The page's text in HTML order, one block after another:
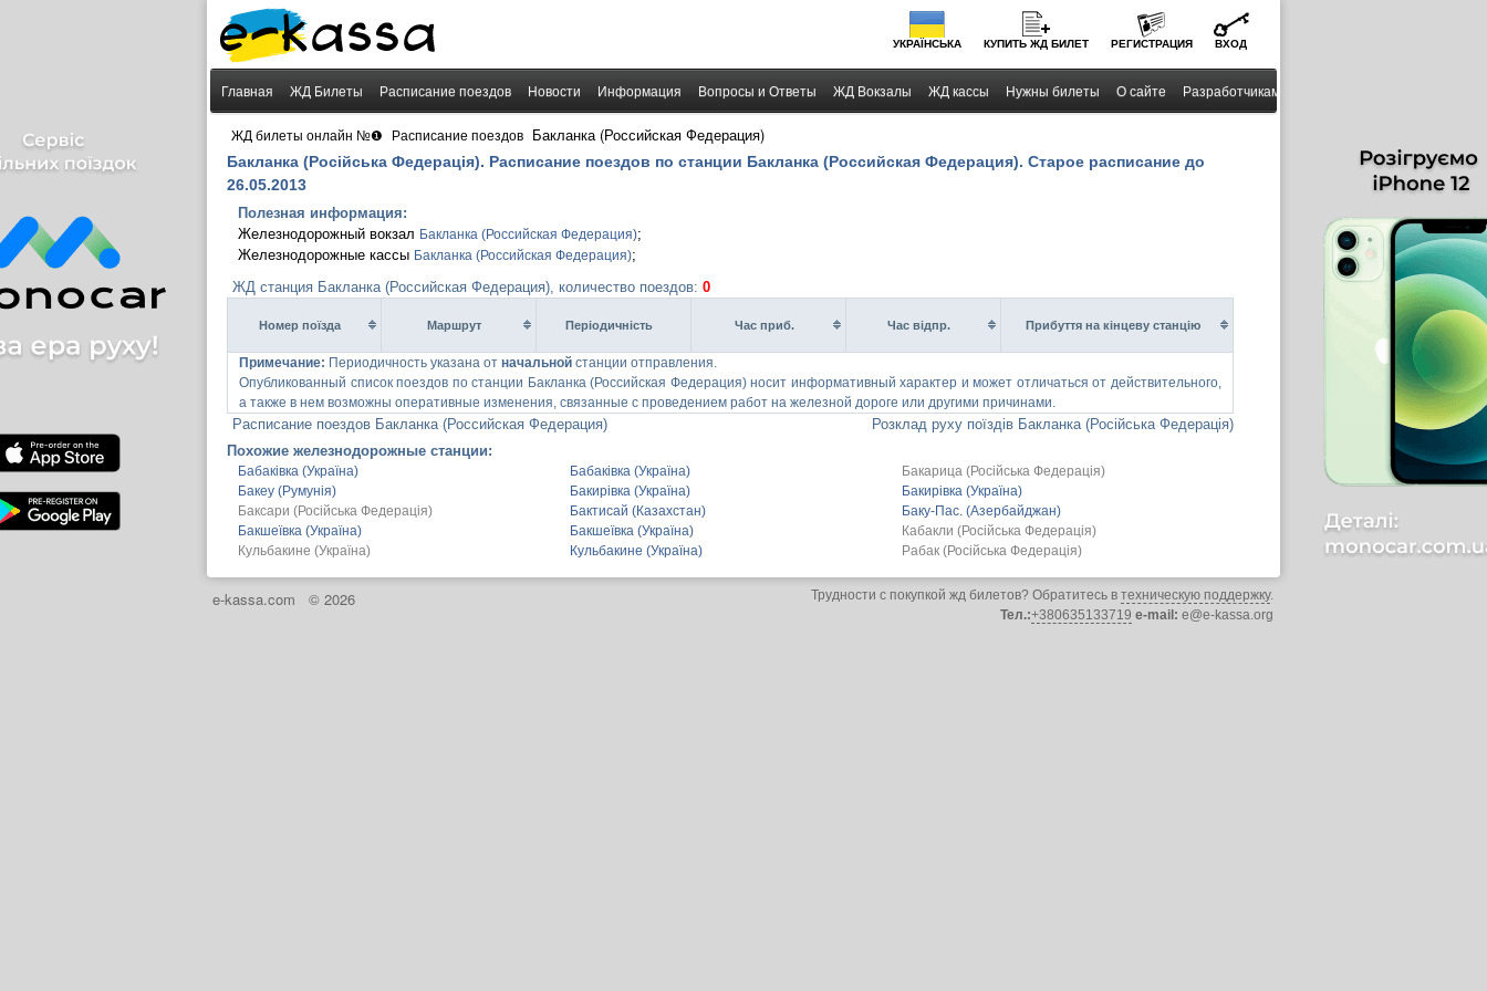
УКРАЇНСЬКА КУПИТЬ ЖД БИЛЕТ РЕГИСТРАЦИЯ ВХОД
Главная ЖД Билеты Расписание поездов Новости Информация Вопросы и Ответы ЖД Вокзалы ЖД кассы Нужны билеты О сайте Разработчикам
ЖД билеты онлайн №❶ Расписание поездов Бакланка (Российская Федерация)
Бакланка (Російська Федерація). Расписание поездов по станции Бакланка (Российская Федерация). Старое расписание до
26.05.2013
Полезная информация:
Железнодорожный вокзал Бакланка (Российская Федерация);
Железнодорожные кассы Бакланка (Российская Федерация);
ЖД станция Бакланка (Российская Федерация), количество поездов: 0
Номер поїзда Маршрут Перiодичнiсть Час приб. Час вiдпр. Прибуття на кінцеву станцію
Примечание: Периодичность указана от начальной станции отправления.
Опубликованный список поездов по станции Бакланка (Российская Федерация) носит информативный характер и может отличаться от действительного,
а также в нем возможны оперативные изменения, связанные с проведением работ на железной дороге или другими причинами.
Расписание поездов Бакланка (Российская Федерация)
Розклад руху поїздів Бакланка (Російська Федерація)
Похожие железнодорожные станции:
Бабаківка (Україна) Бабаківка (Україна)
Бакарица (Російська Федерація)
Бакеу (Румунія)
Бакирівка (Україна)
Бакирівка (Україна)
Баксари (Російська Федерація)
Бактисай (Казахстан)
Баку-Пас. (Азербайджан)
Бакшеївка (Україна)
Бакшеївка (Україна)
Кабакли (Російська Федерація)
Кульбакине (Україна)
Кульбакине (Україна) Рабак (Російська Федерація)
e-kassa.com © 2026 Трудности с покупкой жд билетов? Обратитесь в техническую поддержку.
Тел.:+380635133719 e-mail: e@e-kassa.org